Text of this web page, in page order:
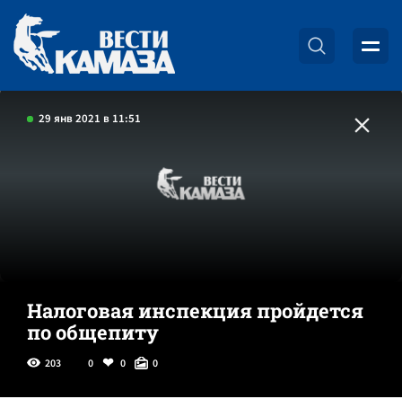
29 янв 2021 в 11:51
Налоговая инспекция пройдется
по общепиту
203 0 0 0